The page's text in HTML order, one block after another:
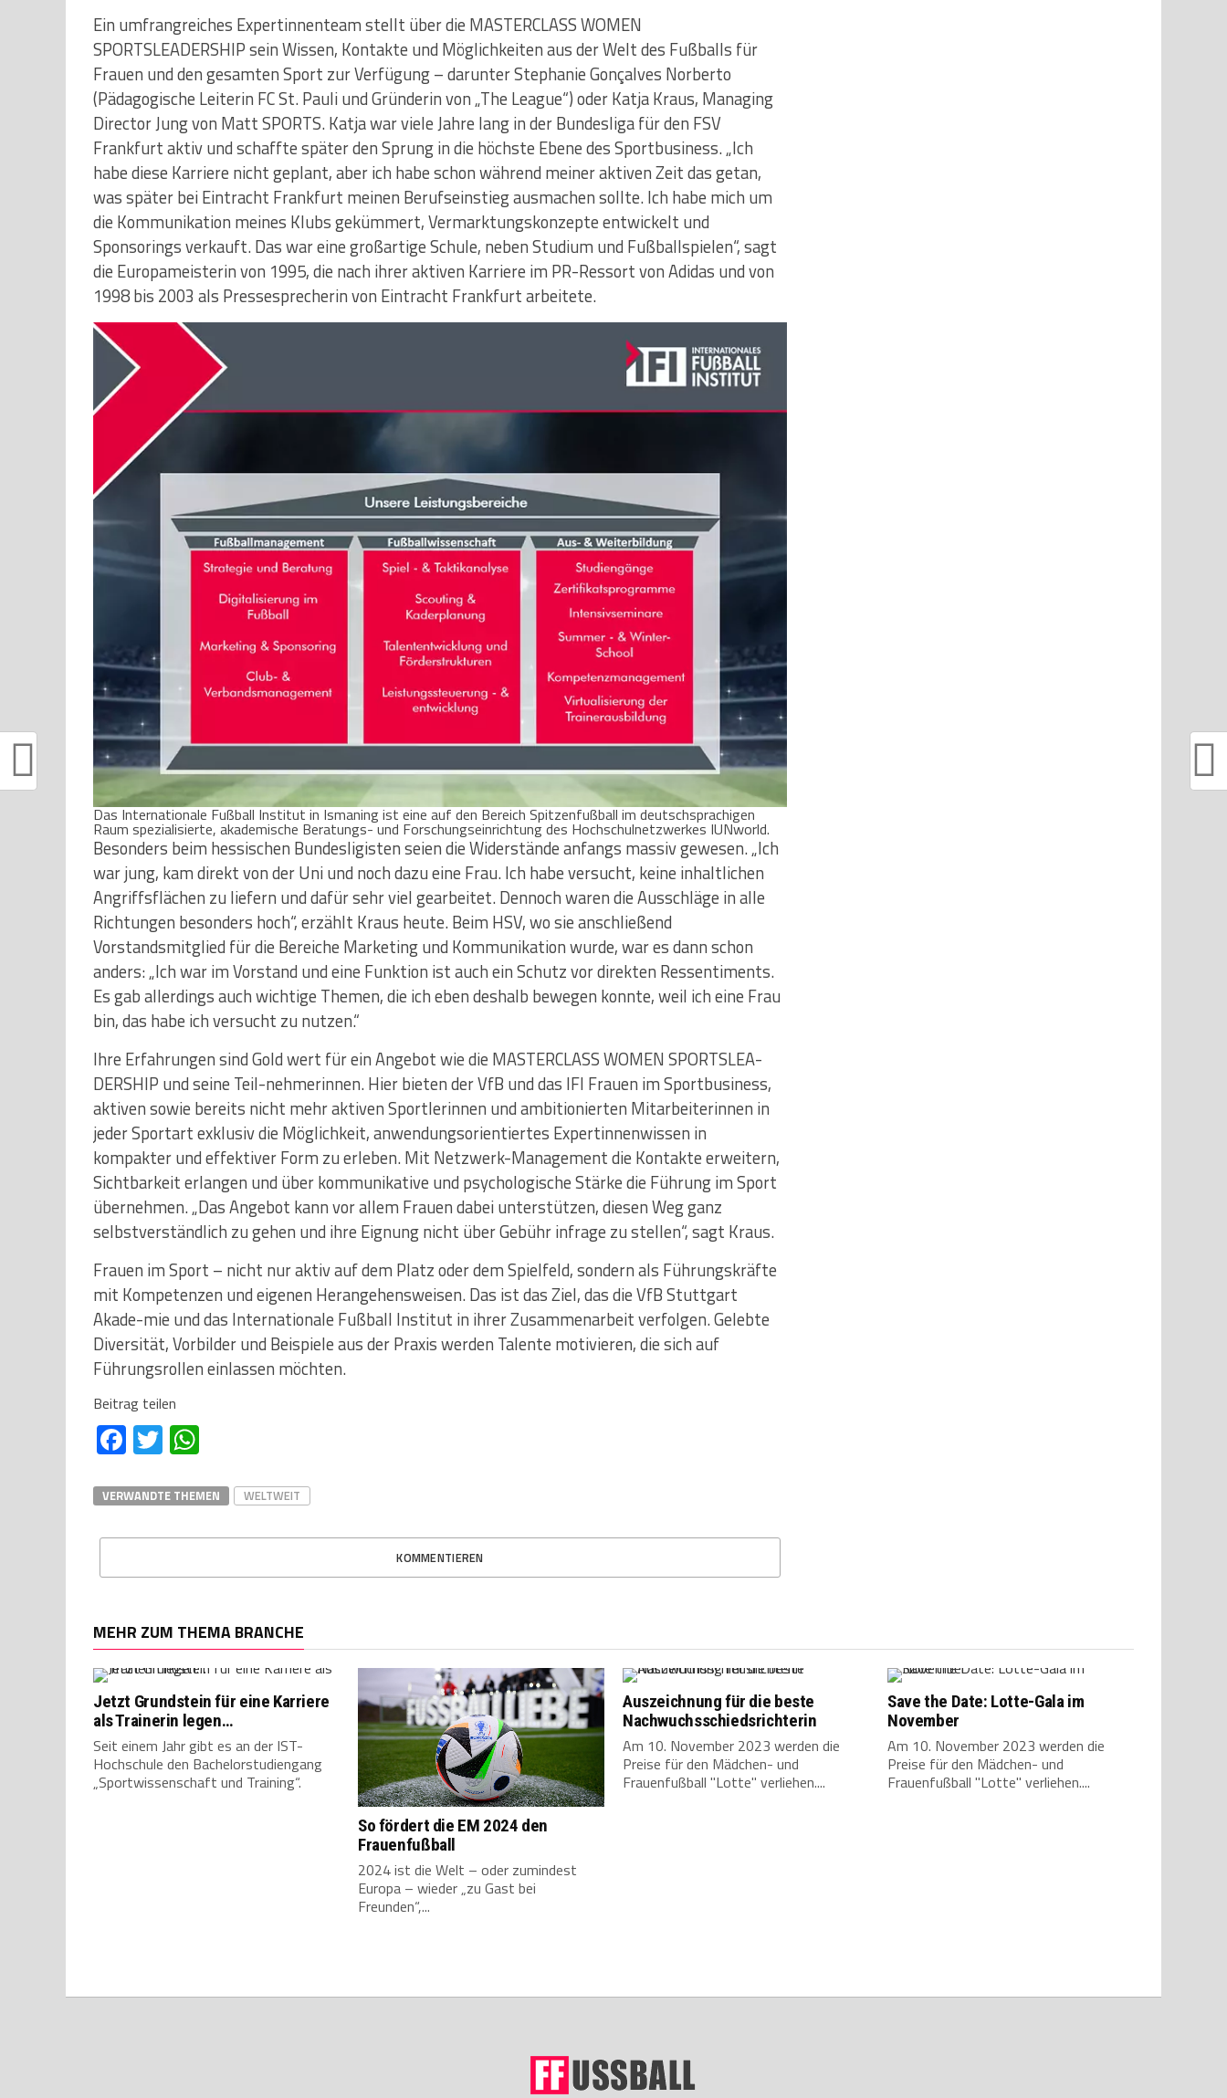
Ein umfrangreiches Expertinnenteam stellt über die MASTERCLASS WOMEN
SPORTSLEADERSHIP sein Wissen, Kontakte und Möglichkeiten aus der Welt des Fußballs für
Frauen und den gesamten Sport zur Verfügung – darunter Stephanie Gonçalves Norberto
(Pädagogische Leiterin FC St. Pauli und Gründerin von „The League“) oder Katja Kraus, Managing
Director Jung von Matt SPORTS. Katja war viele Jahre lang in der Bundesliga für den FSV
Frankfurt aktiv und schaffte später den Sprung in die höchste Ebene des Sportbusiness. „Ich
habe diese Karriere nicht geplant, aber ich habe schon während meiner aktiven Zeit das getan,
was später bei Eintracht Frankfurt meinen Berufseinstieg ausmachen sollte. Ich habe mich um
die Kommunikation meines Klubs gekümmert, Vermarktungskonzepte entwickelt und
Sponsorings verkauft. Das war eine großartige Schule, neben Studium und Fußballspielen“, sagt
die Europameisterin von 1995, die nach ihrer aktiven Karriere im PR-Ressort von Adidas und von
1998 bis 2003 als Pressesprecherin von Eintracht Frankfurt arbeitete.
Das Internationale Fußball Institut in Ismaning ist eine auf den Bereich Spitzenfußball im deutschsprachigen
Raum spezialisierte, akademische Beratungs- und Forschungseinrichtung des Hochschulnetzwerkes IUNworld.
Besonders beim hessischen Bundesligisten seien die Widerstände anfangs massiv gewesen. „Ich
war jung, kam direkt von der Uni und noch dazu eine Frau. Ich habe versucht, keine inhaltlichen
Angriffsflächen zu liefern und dafür sehr viel gearbeitet. Dennoch waren die Ausschläge in alle
Richtungen besonders hoch“, erzählt Kraus heute. Beim HSV, wo sie anschließend
Vorstandsmitglied für die Bereiche Marketing und Kommunikation wurde, war es dann schon
anders: „Ich war im Vorstand und eine Funktion ist auch ein Schutz vor direkten Ressentiments.
Es gab allerdings auch wichtige Themen, die ich eben deshalb bewegen konnte, weil ich eine Frau
bin, das habe ich versucht zu nutzen.“
Ihre Erfahrungen sind Gold wert für ein Angebot wie die MASTERCLASS WOMEN SPORTSLEA-
DERSHIP und seine Teil-nehmerinnen. Hier bieten der VfB und das IFI Frauen im Sportbusiness,
aktiven sowie bereits nicht mehr aktiven Sportlerinnen und ambitionierten Mitarbeiterinnen in
jeder Sportart exklusiv die Möglichkeit, anwendungsorientiertes Expertinnenwissen in
kompakter und effektiver Form zu erleben. Mit Netzwerk-Management die Kontakte erweitern,
Sichtbarkeit erlangen und über kommunikative und psychologische Stärke die Führung im Sport
übernehmen. „Das Angebot kann vor allem Frauen dabei unterstützen, diesen Weg ganz
selbstverständlich zu gehen und ihre Eignung nicht über Gebühr infrage zu stellen“, sagt Kraus.
Frauen im Sport – nicht nur aktiv auf dem Platz oder dem Spielfeld, sondern als Führungskräfte
mit Kompetenzen und eigenen Herangehensweisen. Das ist das Ziel, das die VfB Stuttgart
Akade-mie und das Internationale Fußball Institut in ihrer Zusammenarbeit verfolgen. Gelebte
Diversität, Vorbilder und Beispiele aus der Praxis werden Talente motivieren, die sich auf
Führungsrollen einlassen möchten.
Beitrag teilen
Facebook
Twitter
VERWANDTE THEMEN WELTWEIT
KOMMENTIEREN
MEHR ZUM THEMA BRANCHE
Jetzt Grundstein für eine Karriere
als Trainerin legen…
Seit einem Jahr gibt es an der IST-
Hochschule den Bachelorstudiengang
„Sportwissenschaft und Training“.
So fördert die EM 2024 den
Frauenfußball
2024 ist die Welt – oder zumindest
Europa – wieder „zu Gast bei
Freunden“,...
Auszeichnung für die beste
Nachwuchsschiedsrichterin
Am 10. November 2023 werden die
Preise für den Mädchen- und
Frauenfußball "Lotte" verliehen....
Save the Date: Lotte-Gala im
November
Am 10. November 2023 werden die
Preise für den Mädchen- und
Frauenfußball "Lotte" verliehen....